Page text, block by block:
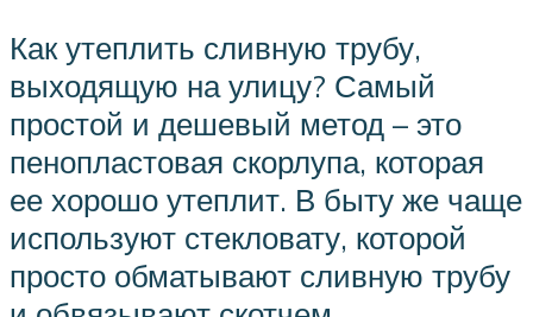
Как утеплить сливную трубу,
выходящую на улицу? Самый
простой и дешевый метод – это
пенопластовая скорлупа, которая
ее хорошо утеплит. В быту же чаще
используют стекловату, которой
просто обматывают сливную трубу